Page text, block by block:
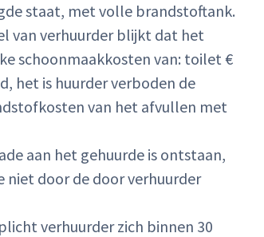
staat, met volle brandstoftank.
van verhuurder blijkt dat het
schoonmaakkosten van: toilet €
het is huurder verboden de
van het afvullen met
aan het gehuurde is ontstaan,
niet door de door verhuurder
verhuurder zich binnen 30